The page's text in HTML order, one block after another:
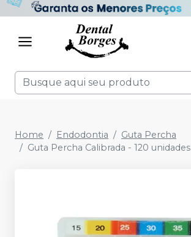
Home Endodontia
Guta Percha
Guta Percha Calibrada - 120 unidades